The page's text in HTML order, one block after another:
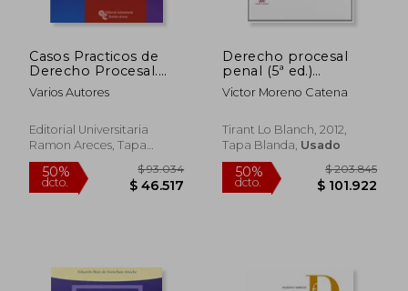
50% $ 538.753 50%
Casos Practicos de
Derecho Procesal.
Introduccion. 2ª ed.
Varios Autores
Editorial Universitaria
Ramon Areces, Tapa
Blanda,Usado
Derecho procesal
penal (5ª ed.)
(Manuales (tirant))
Victor Moreno Catena
Tirant Lo Blanch, 2012,
Tapa Blanda, Usado